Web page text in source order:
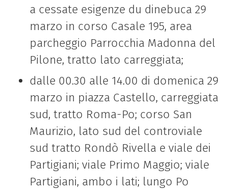
a cessate esigenze du dinebuca 29
marzo in corso Casale 195, area
parcheggio Parrocchia Madonna del
Pilone, tratto lato carreggiata;
dalle 00.30 alle 14.00 di domenica 29
marzo in piazza Castello, carreggiata
sud, tratto Roma-Po; corso San
Maurizio, lato sud del controviale
sud tratto Rondò Rivella e viale dei
Partigiani; viale Primo Maggio; viale
Partigiani, ambo i lati; lungo Po